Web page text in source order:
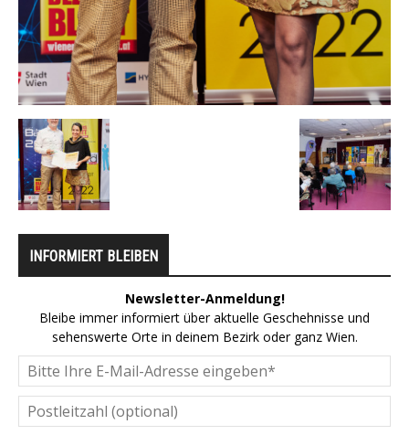
INFORMIERT BLEIBEN
Newsletter-Anmeldung!
Bleibe immer informiert über aktuelle Geschehnisse und
sehenswerte Orte in deinem Bezirk oder ganz Wien.